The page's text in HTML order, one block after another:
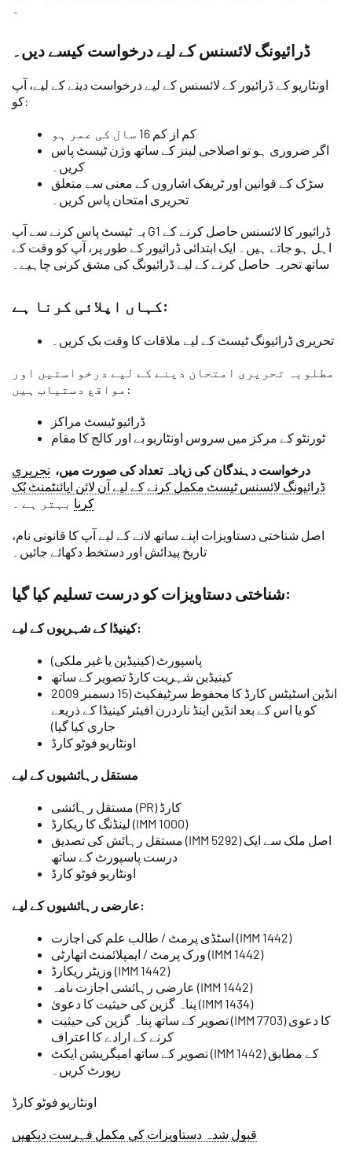
ڈرائیونگ لائسنس کے لیے درخواست کیسے دیں۔
اونٹاریو کے ڈرائیور کے لائسنس کے لیے درخواست دینے کے لیے، آپ
کو:
کم از کم 16 سال کی عمر ہو
اگر ضروری ہو تو اصلاحی لینز کے ساتھ وژن ٹیسٹ پاس
کریں۔
سڑک کے قوانین اور ٹریفک اشاروں کے معنی سے متعلق
تحریری امتحان پاس کریں۔
یہ ٹیسٹ پاس کرنے سے آپ G1 ڈرائیور کا لائسنس حاصل کرنے کے
اہل ہو جاتے ہیں۔ ایک ابتدائی ڈرائیور کے طور پر، آپ کو وقت کے
ساتھ تجربہ حاصل کرنے کے لیے ڈرائیونگ کی مشق کرنی چاہیے۔
کہاں اپلائی کرنا ہے:
تحریری ڈرائیونگ ٹیسٹ کے لیے ملاقات کا وقت بک کریں۔
مطلوبہ تحریری امتحان دینے کے لیے درخواستیں اور
مواقع دستیاب ہیں:
ڈرائیو ٹیسٹ مراکز
ٹورنٹو کے مرکز میں سروس اونٹاریو بے اور کالج کا مقام
درخواست دہندگان کی زیادہ تعداد کی صورت میں، تحریری
ڈرائیونگ لائسنس ٹیسٹ مکمل کرنے کے لیے آن لائن اپائنٹمنٹ بُک
کرنا بہتر ہے ۔
اصل شناختی دستاویزات اپنے ساتھ لانے کے لیے آپ کا قانونی نام،
تاریخ پیدائش اور دستخط دکھائے جائیں۔
شناختی دستاویزات کو درست تسلیم کیا گیا:
کینیڈا کے شہریوں کے لیے:
پاسپورٹ (کینیڈین یا غیر ملکی)
کینیڈین شہریت کارڈ تصویر کے ساتھ
انڈین اسٹیٹس کارڈ کا محفوظ سرٹیفکیٹ (15 دسمبر 2009
کو یا اس کے بعد انڈین اینڈ ناردرن افیئر کینیڈا کے ذریعے
جاری کیا گیا)
اونٹاریو فوٹو کارڈ
مستقل رہائشیوں کے لیے
مستقل رہائشی (PR) کارڈ
لینڈنگ کا ریکارڈ (IMM 1000)
مستقل رہائش کی تصدیق (IMM 5292) اصل ملک سے ایک
درست پاسپورٹ کے ساتھ
اونٹاریو فوٹو کارڈ
عارضی رہائشیوں کے لیے:
اسٹڈی پرمٹ / طالب علم کی اجازت (IMM 1442)
ورک پرمٹ / ایمپلائمنٹ اتھارٹی (IMM 1442)
وزیٹر ریکارڈ (IMM 1442)
عارضی رہائشی اجازت نامہ (IMM 1442)
پناہ گزین کی حیثیت کا دعویٰ (IMM 1434)
تصویر کے ساتھ پناہ گزین کی حیثیت (IMM 7703) کا دعوی
کرنے کے ارادے کا اعتراف
تصویر کے ساتھ امیگریشن ایکٹ (IMM 1442) کے مطابق
رپورٹ کریں۔
اونٹاریو فوٹو کارڈ
قبول شدہ دستاویزات کی مکمل فہرست دیکھیں